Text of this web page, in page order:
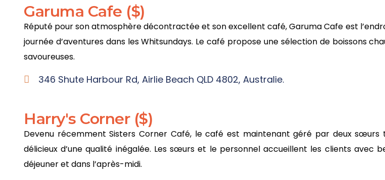
Garuma Cafe ($)
Réputé pour son atmosphère décontractée et son excellent café, Garuma Cafe est
journée d’aventures dans les Whitsundays. Le café propose une sélection de boissons
savoureuses.
346 Shute Harbour Rd, Airlie Beach QLD 4802, Australie.
Harry's Corner ($)
Devenu récemment Sisters Corner Café, le café est maintenant géré par deux
délicieux d’une qualité inégalée. Les sœurs et le personnel accueillent les clients avec
déjeuner et dans l’après-midi.